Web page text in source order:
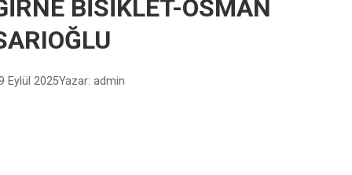
BİSİKLET-OSMAN
Eylül 2025Yazar: admin